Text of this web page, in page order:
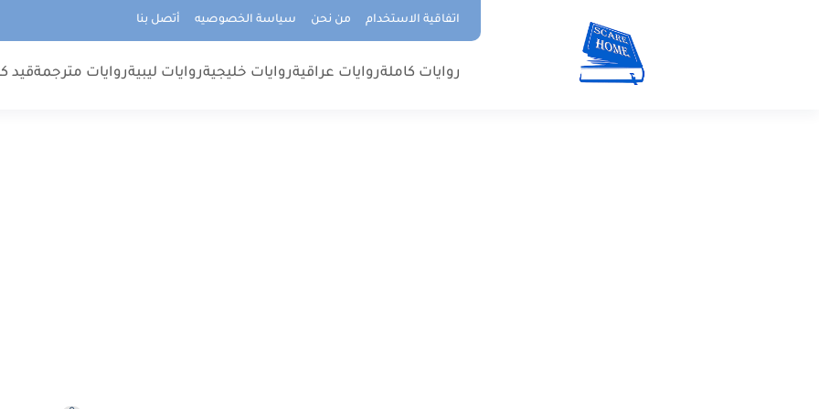
اتفاقية الاستخدام من نحن سياسة الخصوصيه أتصل بنا
روايات كاملةروايات عراقيةروايات خليجيةروايات ليبيةروايات مترجمةقيد